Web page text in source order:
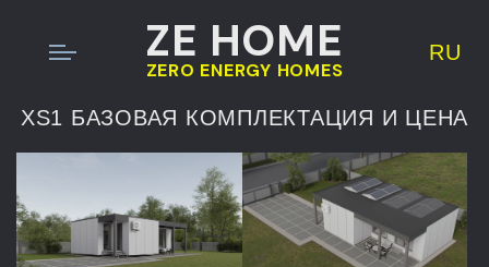
ZE HOME
ZERO ENERGY HOMES
RU
XS1 БАЗОВАЯ КОМПЛЕКТАЦИЯ И ЦЕНА